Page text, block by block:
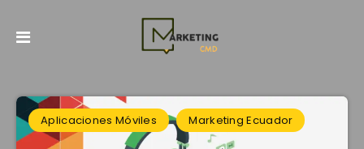
Aplicaciones Móviles Marketing Ecuador